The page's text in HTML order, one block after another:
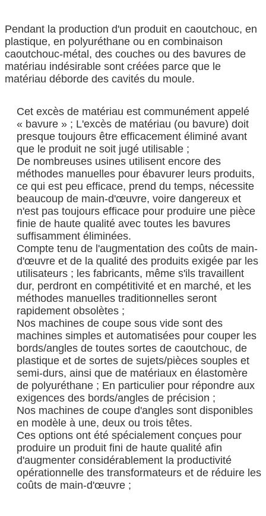
Pendant la production d'un produit en caoutchouc, en
plastique, en polyuréthane ou en combinaison
caoutchouc-métal, des couches ou des bavures de
matériau indésirable sont créées parce que le
matériau déborde des cavités du moule.
Cet excès de matériau est communément appelé
« bavure » ; L'excès de matériau (ou bavure) doit
presque toujours être efficacement éliminé avant
que le produit ne soit jugé utilisable ;
De nombreuses usines utilisent encore des
méthodes manuelles pour ébavurer leurs produits,
ce qui est peu efficace, prend du temps, nécessite
beaucoup de main-d'œuvre, voire dangereux et
n'est pas toujours efficace pour produire une pièce
finie de haute qualité avec toutes les bavures
suffisamment éliminées.
Compte tenu de l'augmentation des coûts de main-
d'œuvre et de la qualité des produits exigée par les
utilisateurs ; les fabricants, même s'ils travaillent
dur, perdront en compétitivité et en marché, et les
méthodes manuelles traditionnelles seront
rapidement obsolètes ;
Nos machines de coupe sous vide sont des
machines simples et automatisées pour couper les
bords/angles de toutes sortes de caoutchouc, de
plastique et de sortes de sujets/pièces souples et
semi-durs, ainsi que de matériaux en élastomère
de polyuréthane ; En particulier pour répondre aux
exigences des bords/angles de précision ;
Nos machines de coupe d'angles sont disponibles
en modèle à une, deux ou trois têtes.
Ces options ont été spécialement conçues pour
produire un produit fini de haute qualité afin
d'augmenter considérablement la productivité
opérationnelle des transformateurs et de réduire les
coûts de main-d'œuvre ;